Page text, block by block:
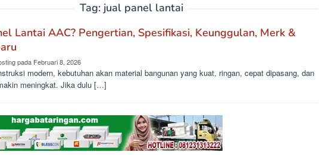
Tag: jual panel lantai
Lantai AAC? Pengertian, Spesifikasi, Keunggulan, Merk &
pada Februari 8, 2026
modern, kebutuhan akan material bangunan yang kuat, ringan, cepat dipasang, dan
meningkat. Jika dulu […]